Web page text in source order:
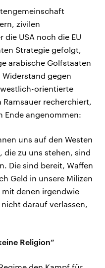
zivilen
USA noch die EU
Strategie gefolgt,
arabische Golfstaaten
gegen
orientierte
recherchiert,
Ende angenommen:
uns auf den Westen
die zu uns stehen, sind
Die sind bereit, Waffen
Geld in unsere Milizen
denen irgendwie
darauf verlassen,
Religion“